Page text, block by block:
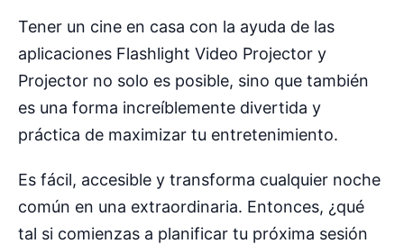
Tener un cine en casa con la ayuda de las
aplicaciones Flashlight Video Projector y
Projector no solo es posible, sino que también
es una forma increíblemente divertida y
práctica de maximizar tu entretenimiento.
Es fácil, accesible y transforma cualquier noche
común en una extraordinaria. Entonces, ¿qué
tal si comienzas a planificar tu próxima sesión